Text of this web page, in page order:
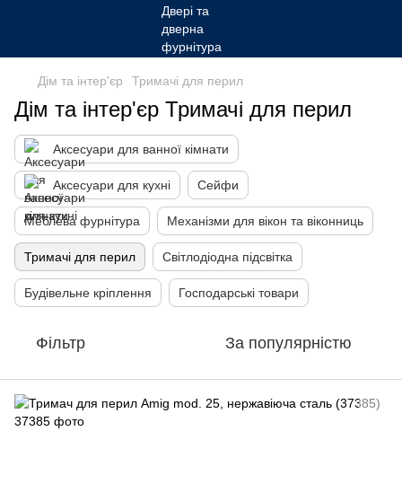
Дім та інтер'єр Тримачі для перил
Дім та інтер'єр Тримачі для перил
Аксесуари для ванної кімнати
Аксесуари для кухні Сейфи
Меблева фурнітура Механізми для вікон та віконниць
Тримачі для перил Світлодіодна підсвітка
Будівельне кріплення Господарські товари
Фільтр За популярністю